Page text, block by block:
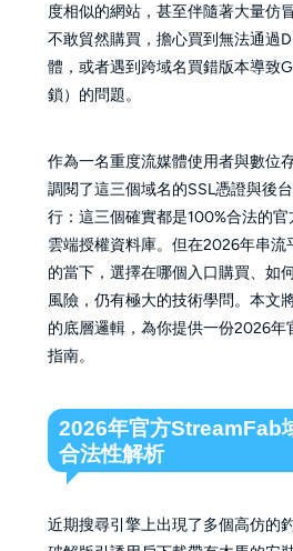
度相似的網站，甚至伴隨著大量仿
不敢貿然購買，擔心買到無法通過
體，或者遇到跨域名買錯版本導致
鎖）的問題。
作為一名重度流媒體使用者與數位
調閱了這三個域名的SSL憑證與後
行：這三個確實都是100%合法的
雲端授權資料庫。但在2026年串流
的當下，選擇在哪個入口購買、如
風險，仍有極大的技術學問。本文
的底層邏輯，為你提供一份2026年
指南。
2026年官方StreamFab
合法性解析
近期搜尋引擎上出現了多個高仿的